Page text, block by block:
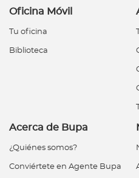
Oficina Móvil
Tu oficina
Biblioteca
Acerca de Bupa
¿Quiénes somos?
Conviértete en Agente Bupa